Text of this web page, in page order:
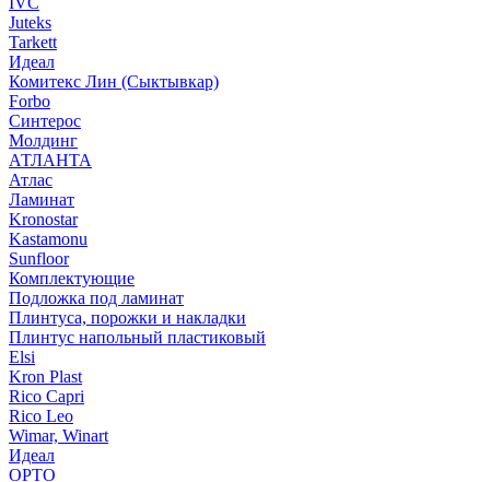
Juteks
Tarkett
Идеал
Комитекс Лин (Сыктывкар)
Forbo
Синтерос
Молдинг
АТЛАНТА
Атлас
Ламинат
Kronostar
Kastamonu
Sunfloor
Комплектующие
Подложка под ламинат
Плинтуса, порожки и накладки
Плинтус напольный пластиковый
Elsi
Kron Plast
Rico Capri
Rico Leo
Wimar, Winart
Идеал
ОРТО